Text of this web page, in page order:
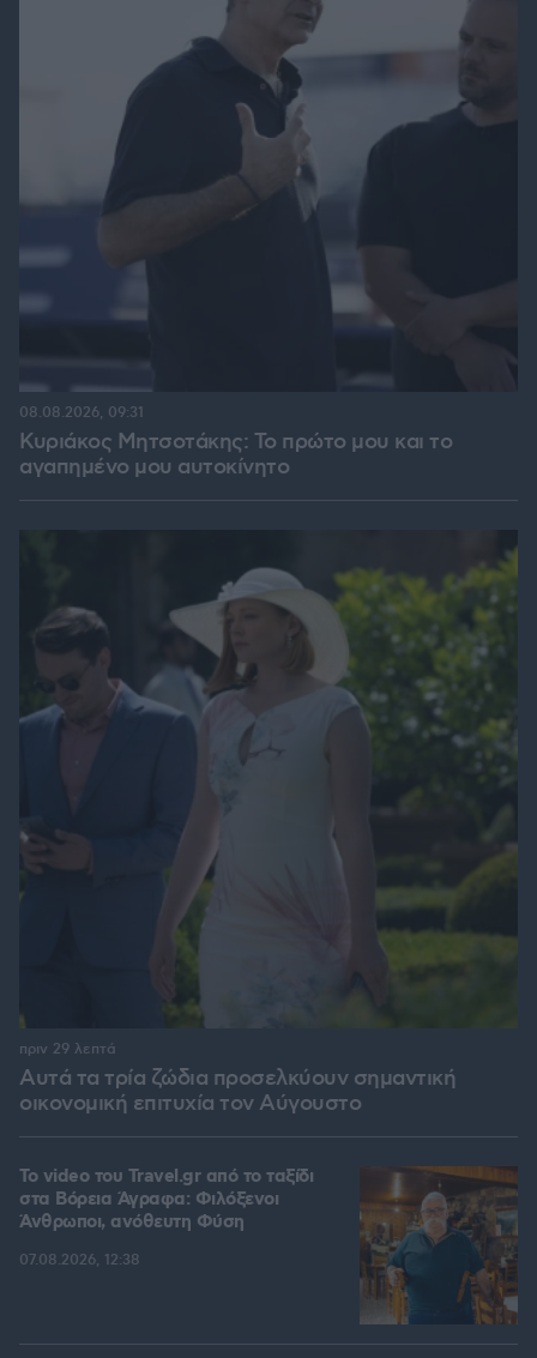
Κυριάκος Μητσοτάκης: Το πρώτο μου και το
αγαπημένο μου αυτοκίνητο
08.08.2026, 09:31
Αυτά τα τρία ζώδια προσελκύουν σημαντική
οικονομική επιτυχία τον Αύγουστο
πριν 29 λεπτά
To video του Travel.gr από το ταξίδι
στα Βόρεια Άγραφα: Φιλόξενοι
Άνθρωποι, ανόθευτη Φύση
07.08.2026, 12:38